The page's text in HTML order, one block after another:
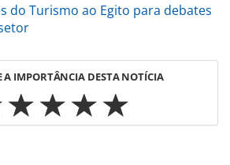
do Turismo ao Egito para debates
A IMPORTÂNCIA DESTA NOTÍCIA